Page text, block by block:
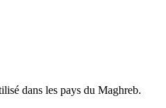
dans les pays du Maghreb.